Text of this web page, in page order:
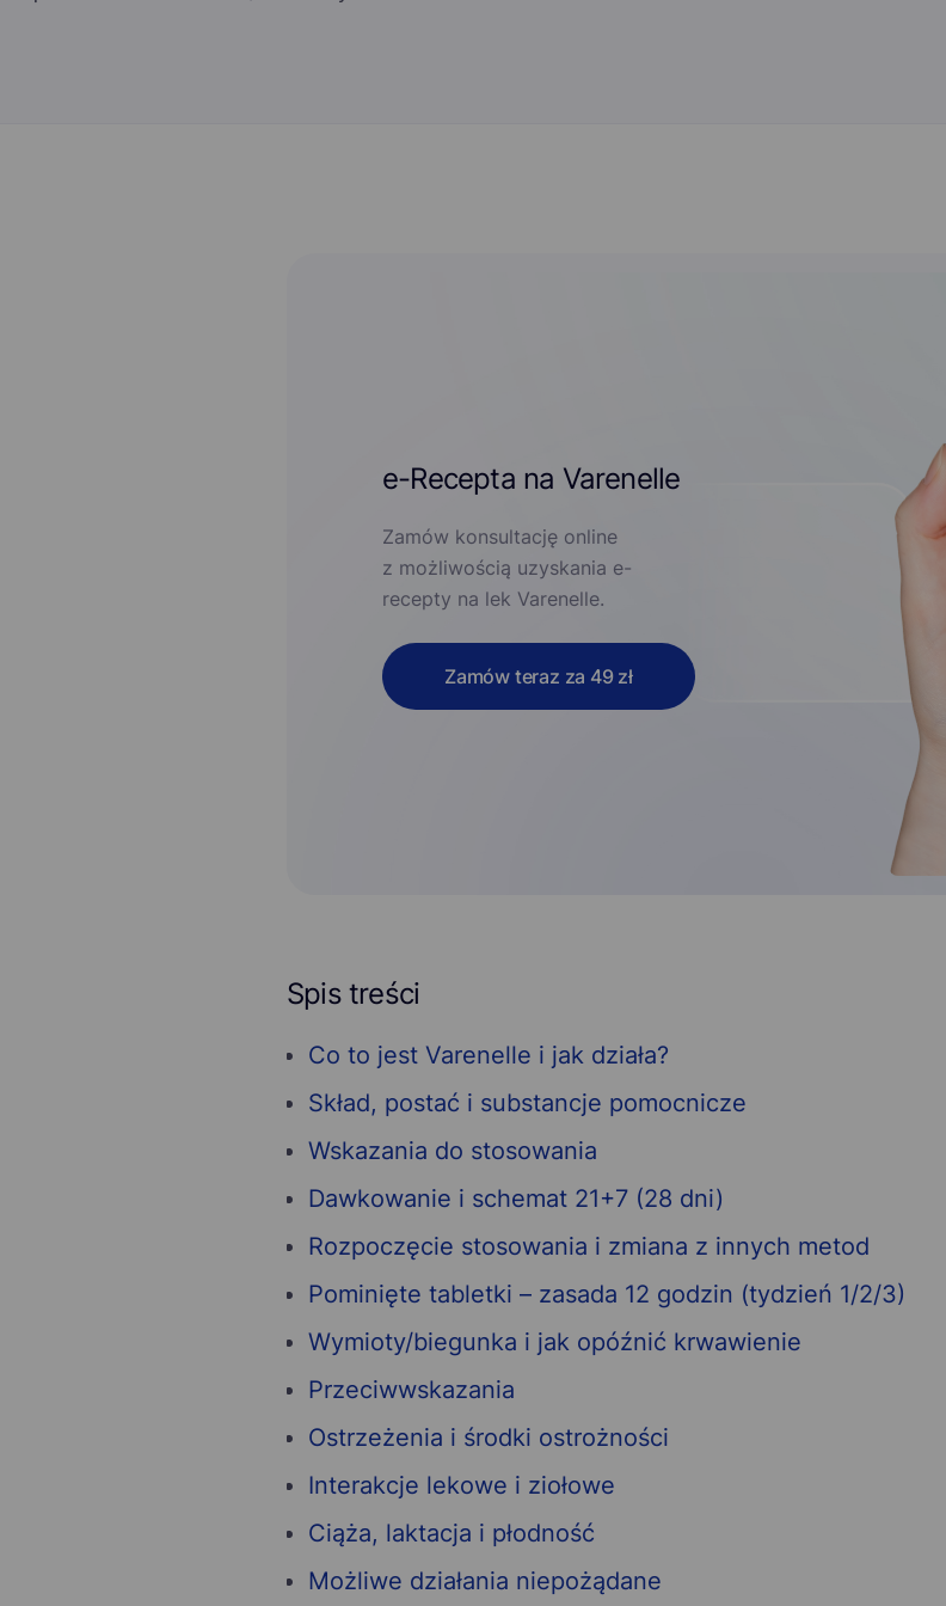
e-Recepta na Varenelle
Zamów konsultację online
z możliwością uzyskania e-
recepty na lek Varenelle.
Zamów teraz za 49 zł
Spis treści
Co to jest Varenelle i jak działa?
Skład, postać i substancje pomocnicze
Wskazania do stosowania
Dawkowanie i schemat 21+7 (28 dni)
Rozpoczęcie stosowania i zmiana z innych metod
Pominięte tabletki – zasada 12 godzin (tydzień 1/2/3)
Wymioty/biegunka i jak opóźnić krwawienie
Przeciwwskazania
Ostrzeżenia i środki ostrożności
Interakcje lekowe i ziołowe
Ciąża, laktacja i płodność
Możliwe działania niepożądane